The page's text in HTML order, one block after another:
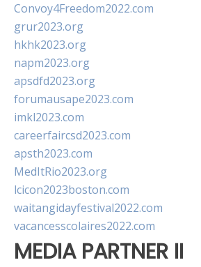
Convoy4Freedom2022.com
grur2023.org
hkhk2023.org
napm2023.org
apsdfd2023.org
forumausape2023.com
imkl2023.com
careerfaircsd2023.com
apsth2023.com
MedItRio2023.org
lcicon2023boston.com
waitangidayfestival2022.com
vacancesscolaires2022.com
MEDIA PARTNER II